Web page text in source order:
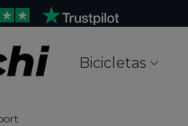
Bicicletas